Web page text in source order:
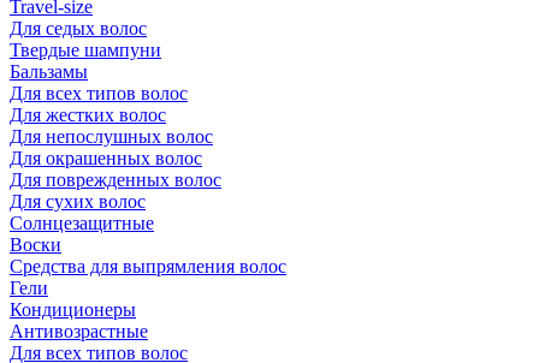
Travel-size
Для седых волос
Твердые шампуни
Бальзамы
Для всех типов волос
Для жестких волос
Для непослушных волос
Для окрашенных волос
Для поврежденных волос
Для сухих волос
Солнцезащитные
Воски
Средства для выпрямления волос
Гели
Кондиционеры
Антивозрастные
Для всех типов волос